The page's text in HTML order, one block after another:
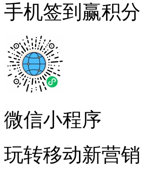
手机签到赢积分
微信小程序
玩转移动新营销